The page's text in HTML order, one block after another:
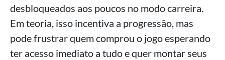
desbloqueados aos poucos no modo carreira.
Em teoria, isso incentiva a progressão, mas
pode frustrar quem comprou o jogo esperando
ter acesso imediato a tudo e quer montar seus